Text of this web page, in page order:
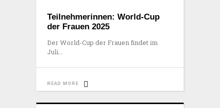
Teilnehmerinnen: World-Cup
der Frauen 2025
Der World-Cup der Frauen findet im
Juli
READ MORE